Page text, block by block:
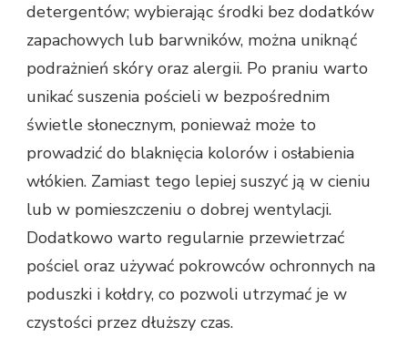
detergentów; wybierając środki bez dodatków
zapachowych lub barwników, można uniknąć
podrażnień skóry oraz alergii. Po praniu warto
unikać suszenia pościeli w bezpośrednim
świetle słonecznym, ponieważ może to
prowadzić do blaknięcia kolorów i osłabienia
włókien. Zamiast tego lepiej suszyć ją w cieniu
lub w pomieszczeniu o dobrej wentylacji.
Dodatkowo warto regularnie przewietrzać
pościel oraz używać pokrowców ochronnych na
poduszki i kołdry, co pozwoli utrzymać je w
czystości przez dłuższy czas.